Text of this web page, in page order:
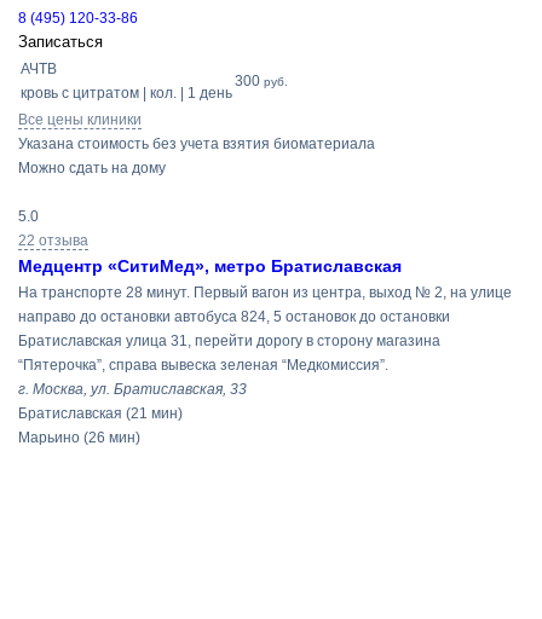
8 (495) 120-33-86
Записаться
АЧТВ
кровь с цитратом | кол. | 1 день
300 руб.
Все цены клиники
Указана стоимость без учета взятия биоматериала
Можно сдать на дому
5.0
22 отзыва
Медцентр «СитиМед», метро Братиславская
На транспорте 28 минут. Первый вагон из центра, выход № 2, на улице
направо до остановки автобуса 824, 5 остановок до остановки
Братиславская улица 31, перейти дорогу в сторону магазина
“Пятерочка”, справа вывеска зеленая “Медкомиссия”.
г. Москва, ул. Братиславская, 33
Братиславская (21 мин)
Марьино (26 мин)